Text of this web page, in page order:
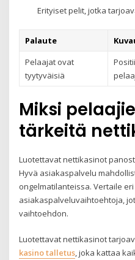
Erityiset pelit, jotka
Palaute
Pelaajat ovat
tyytyväisiä
Miksi
tärkeitä
Luotettavat nettikasinot
Hyvä asiakaspalvelu
ongelmatilanteissa. Vertaile
asiakaspalveluvaihtoehtoja,
vaihtoehdon.
Luotettavat nettikasinot
kasino talletus, joka kattaa